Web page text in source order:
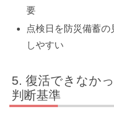
要
点検日を防災備蓄
しやすい
復活できなか
判断基準